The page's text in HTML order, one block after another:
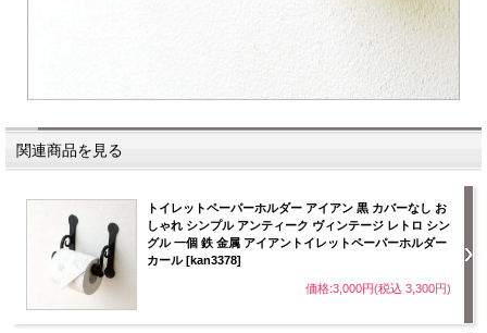
関連商品を見る
トイレットペーパーホルダー アイアン 黒 カバーなし お
しゃれ シンプル アンティーク ヴィンテージ レトロ シン
グル 一個 鉄 金属 アイアントイレットペーパーホルダー
カール [kan3378]
価格:3,000円(税込 3,300円)